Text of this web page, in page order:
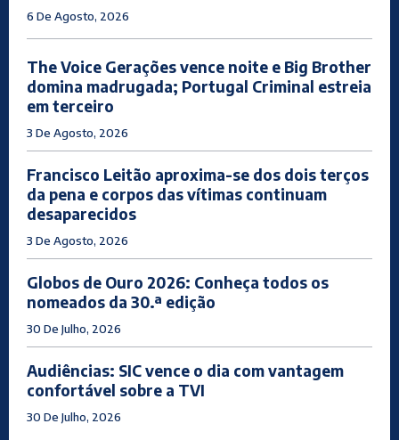
6 De Agosto, 2026
The Voice Gerações vence noite e Big Brother
domina madrugada; Portugal Criminal estreia
em terceiro
3 De Agosto, 2026
Francisco Leitão aproxima-se dos dois terços
da pena e corpos das vítimas continuam
desaparecidos
3 De Agosto, 2026
Globos de Ouro 2026: Conheça todos os
nomeados da 30.ª edição
30 De Julho, 2026
Audiências: SIC vence o dia com vantagem
confortável sobre a TVI
30 De Julho, 2026